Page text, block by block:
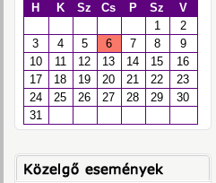
H K Sz Cs P Sz
V
1
2
3
4 5 6 7 8
9
10
11 12 13 14 15
16
17
18 19 20 21 22
23
24
25 26 27 28 29
30
31